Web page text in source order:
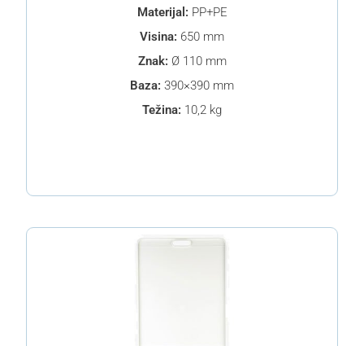
Materijal: PP+PE
Visina: 650 mm
Znak: Ø 110 mm
Baza: 390×390 mm
Težina: 10,2 kg